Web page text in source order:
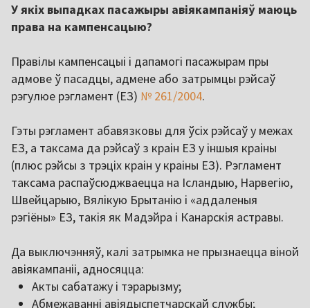
У якіх выпадках пасажыры авіякампаніяў маюць
права на кампенсацыю?
Правілы кампенсацыі і дапамогі пасажырам пры
адмове ў пасадцы, адмене або затрымцы рэйсаў
рэгулюе рэгламент (ЕЗ) № 261/2004.
Гэты рэгламент абавязковы для ўсіх рэйсаў у межах
ЕЗ, а таксама да рэйсаў з краін ЕЗ у іншыя краіны
(плюс рэйсы з трэціх краін у краіны ЕЗ). Рэгламент
таксама распаўсюджваецца на Ісландыю, Нарвегію,
Швейцарыю, Вялікую Брытанію і «аддаленыя
рэгіёны» ЕЗ, такія як Мадэйра і Канарскія астравы.
Да выключэнняў, калі затрымка не прызнаецца віной
авіякампаніі, адносяцца:
Акты сабатажу і тэрарызму;
Абмежаванні авіядыспетчарскай службы;